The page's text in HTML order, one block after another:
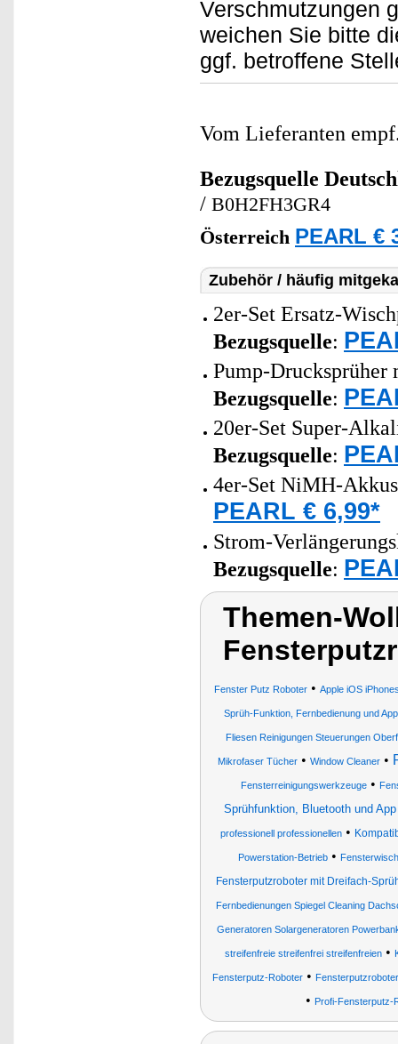
Verschmutzungen
weichen Sie bitte
ggf. betroffene
Vom Lieferanten
Bezugsquelle
/ B0H2FH3GR4
Österreich PEARL €
Zubehör / häufig
2er-Set Ersatz-
Bezugsquelle:
Pump-Drucksprüher
Bezugsquelle:
20er-Set Super-
Bezugsquelle:
4er-Set NiMH-
PEARL € 6,99*
Strom-
Bezugsquelle:
Themen-
Fenster Putz Roboter • Apple iOS
Sprüh-Funktion, Fernbedienung und App
Fliesen Reinigungen Steuerungen
Mikrofaser Tücher • Window Cleaner •
Fensterreinigungswerkzeuge•
Sprühfunktion, Bluetooth und App
professionell professionellen•
Powerstation-Betrieb•
Fensterputzroboter mit Dreifach-
Fernbedienungen Spiegel Cleaning
Generatoren Solargeneratoren
streifenfreie streifenfrei streifenfreien•
Fensterputz-Roboter• Fensterputzroboter
• Profi-Fensterputz-